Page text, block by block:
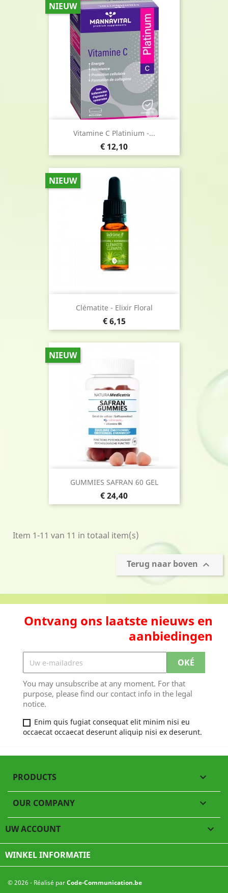
Vitamine C Platinium -...
Prijs
€ 12,10
NIEUW
Clématite - Elixir Floral
Prijs
€ 6,15
NIEUW
GUMMIES SAFRAN 60 GEL
Prijs
€ 24,40
NIEUW
Item 1-11 van 11 in totaal item(s)
Terug naar boven 
Ontvang ons laatste nieuws en
aanbiedingen
You may unsubscribe at any moment. For that
purpose, please find our contact info in the legal
notice.
Enim quis fugiat consequat elit minim nisi eu
occaecat occaecat deserunt aliquip nisi ex deserunt.
PRODUCTS 
OUR COMPANY 
UW ACCOUNT 
WINKEL INFORMATIE
© 2026 - Réalisé parCode-Communication.be